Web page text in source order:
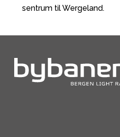
sentrum til Wergeland.